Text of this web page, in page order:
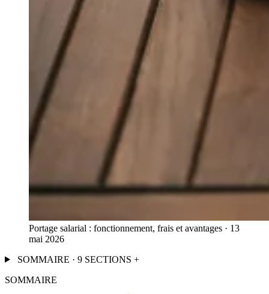
Portage salarial : fonctionnement, frais et avantages · 13
mai 2026
SOMMAIRE · 9 SECTIONS +
SOMMAIRE